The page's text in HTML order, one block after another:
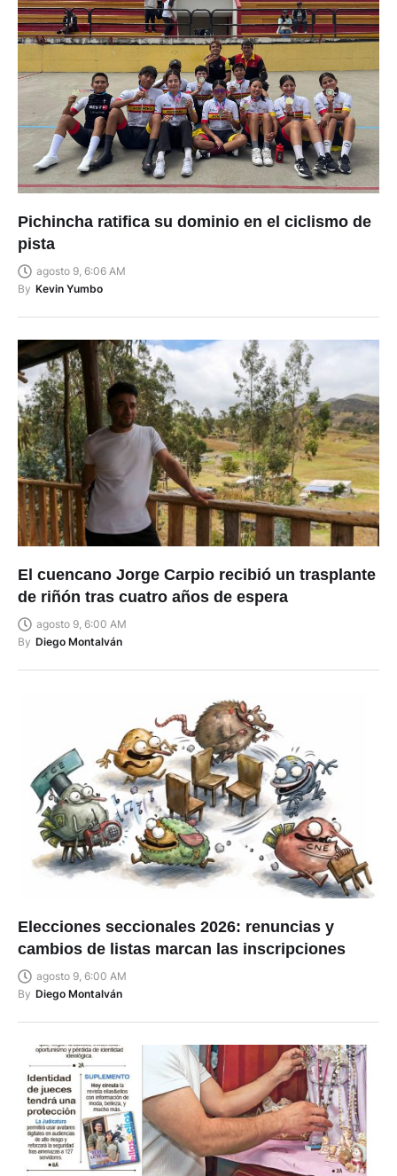
Pichincha ratifica su dominio en el ciclismo de
pista
agosto 9, 6:06 AM
By Kevin Yumbo
El cuencano Jorge Carpio recibió un trasplante
de riñón tras cuatro años de espera
agosto 9, 6:00 AM
By Diego Montalván
Elecciones seccionales 2026: renuncias y
cambios de listas marcan las inscripciones
agosto 9, 6:00 AM
By Diego Montalván